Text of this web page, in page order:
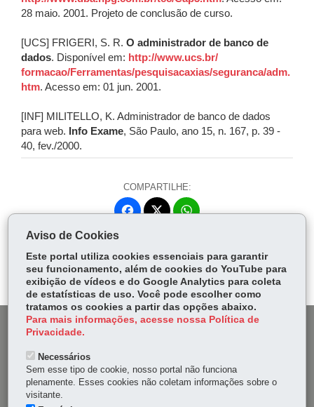
28 maio. 2001. Projeto de conclusão de curso.
[UCS] FRIGERI, S. R. O administrador de banco de
dados. Disponível em: http://www.ucs.br/
formacao/Ferramentas/pesquisacaxias/seguranca/adm.
htm. Acesso em: 01 jun. 2001.
[INF] MILITELLO, K. Administrador de banco de dados
para web.
Info Exame, São Paulo, ano 15, n. 167, p. 39 -
40, fev./2000.
COMPARTILHE:
Fa
ok
itt
er
W
Ap
p
DENUNCIE CORRUPÇÃO
OUVIDORIA
Aviso de Cookies
Este portal utiliza cookies essenciais para garantir
seu funcionamento, além de cookies do YouTube para
exibição de vídeos e do Google Analytics para coleta
de estatísticas de uso. Você pode escolher como
tratamos os cookies a partir das opções abaixo.
Para mais informações, acesse nossa Política de
Privacidade.
Necessários
Sem esse tipo de cookie, nosso portal não funciona
plenamente. Esses cookies não coletam informações sobre o
visitante.